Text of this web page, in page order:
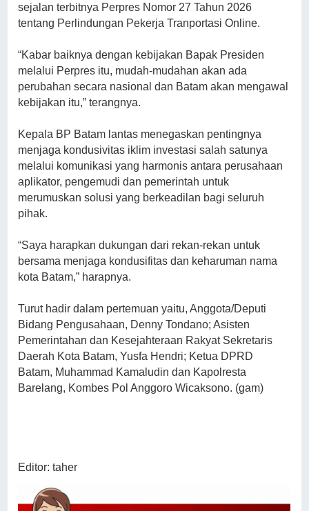
sejalan terbitnya Perpres Nomor 27 Tahun 2026
tentang Perlindungan Pekerja Tranportasi Online.
“Kabar baiknya dengan kebijakan Bapak Presiden
melalui Perpres itu, mudah-mudahan akan ada
perubahan secara nasional dan Batam akan mengawal
kebijakan itu,” terangnya.
Kepala BP Batam lantas menegaskan pentingnya
menjaga kondusivitas iklim investasi salah satunya
melalui komunikasi yang harmonis antara perusahaan
aplikator, pengemudi dan pemerintah untuk
merumuskan solusi yang berkeadilan bagi seluruh
pihak.
“Saya harapkan dukungan dari rekan-rekan untuk
bersama menjaga kondusifitas dan keharuman nama
kota Batam,” harapnya.
Turut hadir dalam pertemuan yaitu, Anggota/Deputi
Bidang Pengusahaan, Denny Tondano; Asisten
Pemerintahan dan Kesejahteraan Rakyat Sekretaris
Daerah Kota Batam, Yusfa Hendri; Ketua DPRD
Batam, Muhammad Kamaludin dan Kapolresta
Barelang, Kombes Pol Anggoro Wicaksono. (gam)
Editor: taher